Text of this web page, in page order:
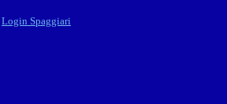
Login Spaggiari